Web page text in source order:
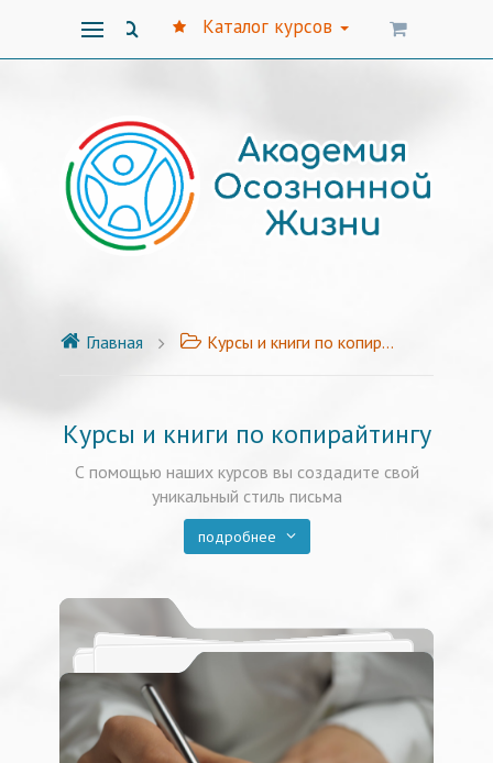
Каталог курсов
Главная Курсы и книги по копирайтингу
Курсы и книги по копирайтингу
С помощью наших курсов вы создадите свой
уникальный стиль письма
подробнее